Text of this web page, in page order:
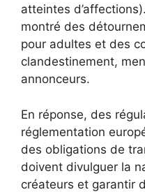
atteintes
montré des
pour adultes et des
clandestinement,
annonceurs.
En réponse, des
réglementation
des obligations de
doivent divulguer la
créateurs et garantir